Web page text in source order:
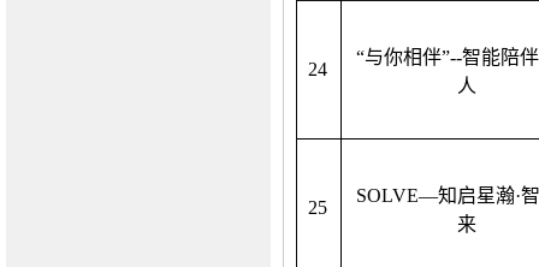
24
“与你相伴”--智能陪
人
25
SOLVE—知启星瀚·
来